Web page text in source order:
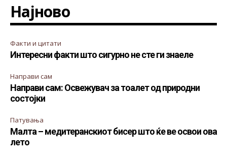
Најново
Факти и цитати
Интересни факти што сигурно не сте ги знаеле
Направи сам
Направи сам: Освежувач за тоалет од природни
состојки
Патувања
Малта – медитеранскиот бисер што ќе ве освои ова
лето